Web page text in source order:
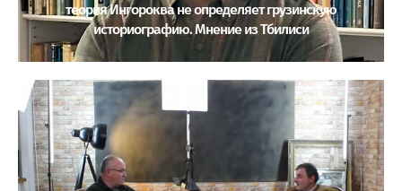
теория Ингороква не определяет грузинскую
историографию. Мнение из Тбилиси